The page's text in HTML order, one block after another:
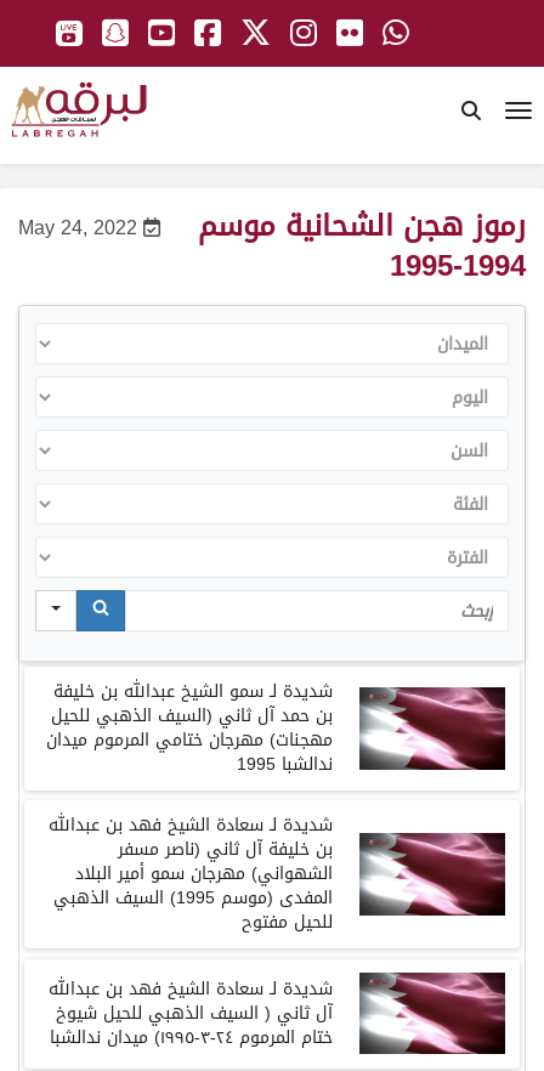
May 24, 2022 رموز هجن الشحانية موسم
1994-1995
الميدان
اليوم
السن
الفئة
الفترة
Search
شديدة لـسمو الشيخعبدالله بن خليفة
بن حمدآل ثاني (السيف الذهبي للحيل
مهجنات)مهرجان ختامي المرموم ميدان
ندالشبا 1995
شديدة لـسعادة الشيخ فهد بن عبدالله
بن خليفة آل ثاني (ناصر مسفر
الشهواني) مهرجان سمو أمير البلاد
المفدى (موسم السيف الذهبي
للحيل مفتوح
شديدة لـسعادة الشيخ فهد بن عبدالله
آل ثاني ( السيف الذهبي للحيل شيوخ
ختام المرموم ٢٤-٣-١٩٩٥)ميدان ندالشبا